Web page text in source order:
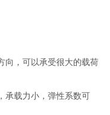
向，可以承受很大的载荷
承载力小，弹性系数可